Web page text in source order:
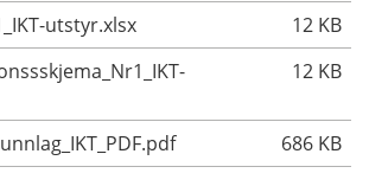
utstyr.xlsx
12 KB
12 KB
686 KB